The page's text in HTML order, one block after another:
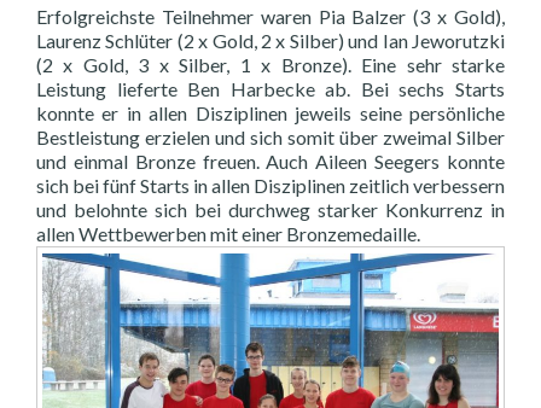
Erfolgreichste Teilnehmer waren Pia Balzer (3 x Gold),
Laurenz Schlüter (2 x Gold, 2 x Silber) und Ian Jeworutzki
(2 x Gold, 3 x Silber, 1 x Bronze). Eine sehr starke
Leistung lieferte Ben Harbecke ab. Bei sechs Starts
konnte er in allen Disziplinen jeweils seine persönliche
Bestleistung erzielen und sich somit über zweimal Silber
und einmal Bronze freuen. Auch Aileen Seegers konnte
sich bei fünf Starts in allen Disziplinen zeitlich verbessern
und belohnte sich bei durchweg starker Konkurrenz in
allen Wettbewerben mit einer Bronzemedaille.